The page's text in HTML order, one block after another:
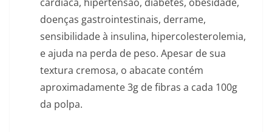
doenças gastrointestinais, derrame,
sensibilidade à insulina, hipercolesterolemia,
e ajuda na perda de peso. Apesar de sua
textura cremosa, o abacate contém
aproximadamente 3g de fibras a cada 100g
da polpa.